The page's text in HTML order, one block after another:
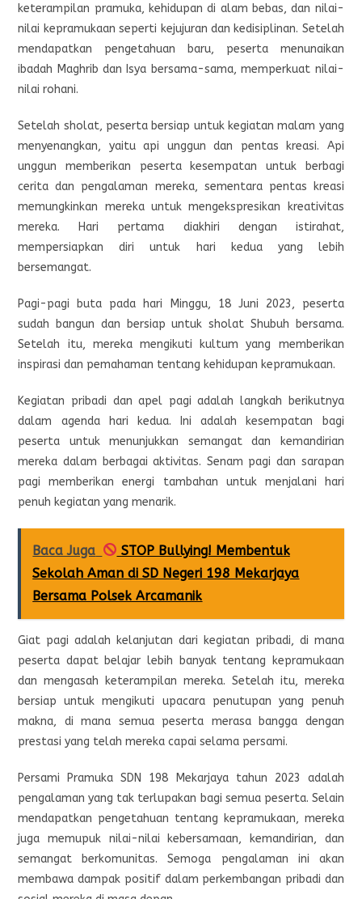
keterampilan pramuka, kehidupan di alam bebas, dan nilai-
nilai kepramukaan seperti kejujuran dan kedisiplinan. Setelah
mendapatkan pengetahuan baru, peserta menunaikan
ibadah Maghrib dan Isya bersama-sama, memperkuat nilai-
nilai rohani.
Setelah sholat, peserta bersiap untuk kegiatan malam yang
menyenangkan, yaitu api unggun dan pentas kreasi. Api
unggun memberikan peserta kesempatan untuk berbagi
cerita dan pengalaman mereka, sementara pentas kreasi
memungkinkan mereka untuk mengekspresikan kreativitas
mereka. Hari pertama diakhiri dengan istirahat,
mempersiapkan diri untuk hari kedua yang lebih
bersemangat.
Pagi-pagi buta pada hari Minggu, 18 Juni 2023, peserta
sudah bangun dan bersiap untuk sholat Shubuh bersama.
Setelah itu, mereka mengikuti kultum yang memberikan
inspirasi dan pemahaman tentang kehidupan kepramukaan.
Kegiatan pribadi dan apel pagi adalah langkah berikutnya
dalam agenda hari kedua. Ini adalah kesempatan bagi
peserta untuk menunjukkan semangat dan kemandirian
mereka dalam berbagai aktivitas. Senam pagi dan sarapan
pagi memberikan energi tambahan untuk menjalani hari
penuh kegiatan yang menarik.
Baca Juga
STOP Bullying! Membentuk
Sekolah Aman di SD Negeri 198 Mekarjaya
Bersama Polsek Arcamanik
Giat pagi adalah kelanjutan dari kegiatan pribadi, di mana
peserta dapat belajar lebih banyak tentang kepramukaan
dan mengasah keterampilan mereka. Setelah itu, mereka
bersiap untuk mengikuti upacara penutupan yang penuh
makna, di mana semua peserta merasa bangga dengan
prestasi yang telah mereka capai selama persami.
Persami Pramuka SDN 198 Mekarjaya tahun 2023 adalah
pengalaman yang tak terlupakan bagi semua peserta. Selain
mendapatkan pengetahuan tentang kepramukaan, mereka
juga memupuk nilai-nilai kebersamaan, kemandirian, dan
semangat berkomunitas. Semoga pengalaman ini akan
membawa dampak positif dalam perkembangan pribadi dan